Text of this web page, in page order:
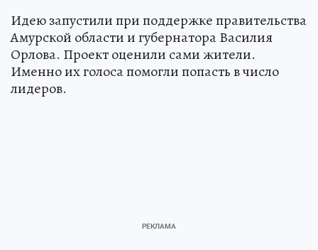
Идею запустили при поддержке правительства
Амурской области и губернатора Василия
Орлова. Проект оценили сами жители.
Именно их голоса помогли попасть в число
лидеров.